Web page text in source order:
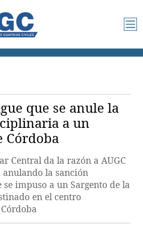
que se anule la
a un
Córdoba
Central da la razón a AUGC
la sanción
impuso a un Sargento de la
en el centro